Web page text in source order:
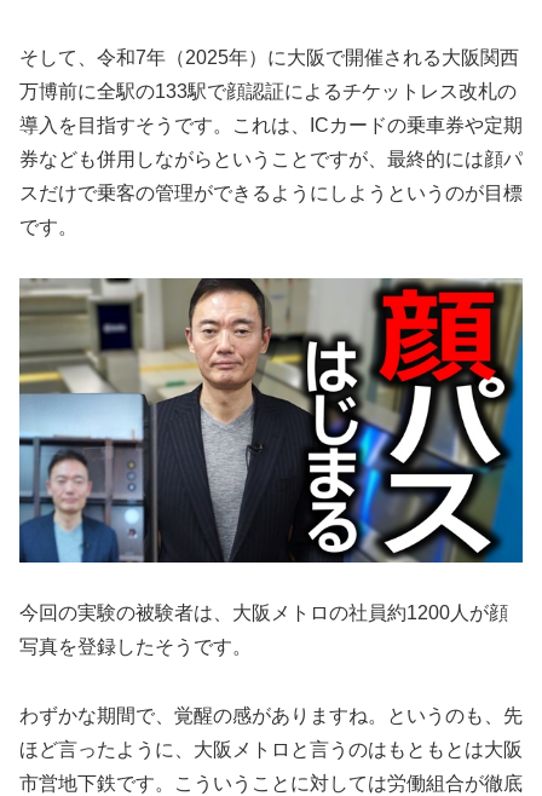
そして、令和7年（2025年）に大阪で開催される大阪関西
万博前に全駅の133駅で顔認証によるチケットレス改札の
導入を目指すそうです。これは、ICカードの乗車券や定期
券なども併用しながらということですが、最終的には顔パ
スだけで乗客の管理ができるようにしようというのが目標
です。
今回の実験の被験者は、大阪メトロの社員約1200人が顔
写真を登録したそうです。
わずかな期間で、覚醒の感がありますね。というのも、先
ほど言ったように、大阪メトロと言うのはもともとは大阪
市営地下鉄です。こういうことに対しては労働組合が徹底